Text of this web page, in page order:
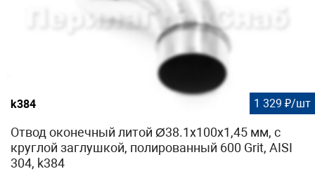
k384 1 329 ₽/шт
Отвод оконечный литой Ø38.1х100х1,45 мм, с
круглой заглушкой, полированный 600 Grit, AISI
304, k384